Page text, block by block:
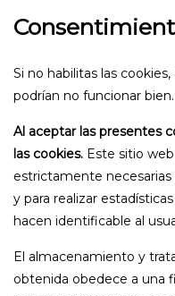
Si no habilitas las
podrían no funcionar bien.
Al aceptar las presentes
las cookies. Este sitio
estrictamente
y para realizar
hacen identificable al
El almacenamiento y
obtenida obedece a una